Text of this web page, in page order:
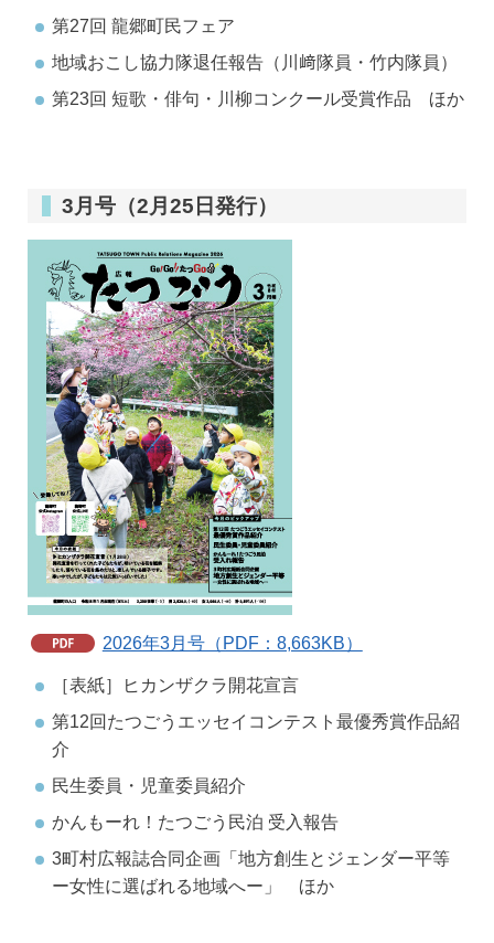
第27回 龍郷町民フェア
地域おこし協力隊退任報告（川﨑隊員・竹内隊員）
第23回 短歌・俳句・川柳コンクール受賞作品 ほか
3月号（2月25日発行）
2026年3月号（PDF：8,663KB）
［表紙］ヒカンザクラ開花宣言
第12回たつごうエッセイコンテスト最優秀賞作品紹
介
民生委員・児童委員紹介
かんもーれ！たつごう民泊 受入報告
3町村広報誌合同企画「地方創生とジェンダー平等
ー女性に選ばれる地域へー」 ほか